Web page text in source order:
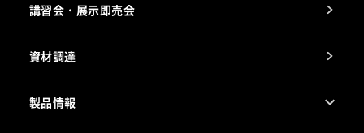
事業所一覧
講習会・展示即売会
資材調達
製品情報